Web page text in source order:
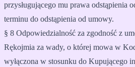
przysługującego mu prawa odstąpienia
terminu do odstąpienia od umowy.
§ 8 Odpowiedzialność za zgodność z
Rękojmia za wady, o której mowa w
wyłączona w stosunku do Kupującego